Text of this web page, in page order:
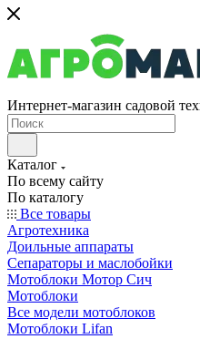
Интернет-магазин садовой
Каталог
По всему сайту
По каталогу
Все товары
Агротехника
Доильные аппараты
Сепараторы и маслобойки
Мотоблоки Мотор Сич
Мотоблоки
Все модели мотоблоков
Мотоблоки Lifan